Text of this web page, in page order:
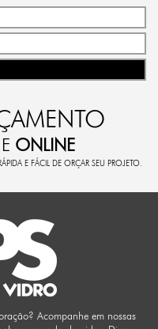
ONLINE
E FÁCIL DE ORÇAR SEU PROJETO.
Acompanhe em nossas